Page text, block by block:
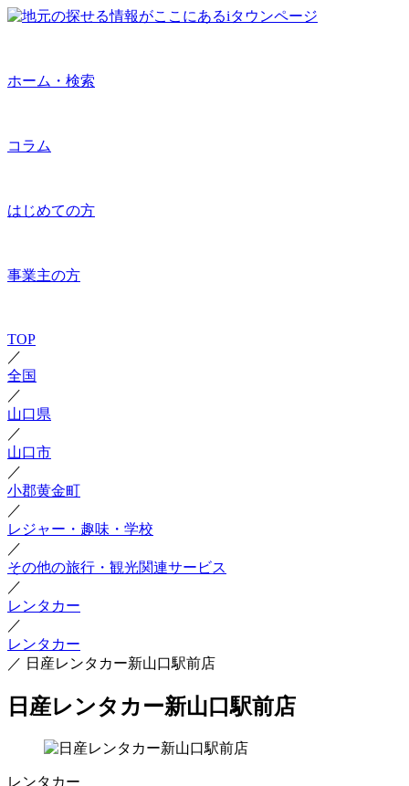
ホーム・検索
コラム
はじめての方
事業主の方
TOP
／
全国
／
山口県
／
山口市
／
小郡黄金町
／
レジャー・趣味・学校
／
その他の旅行・観光関連サービス
／
レンタカー
／
レンタカー
／ 日産レンタカー新山口駅前店
日産レンタカー新山口駅前店
レンタカー